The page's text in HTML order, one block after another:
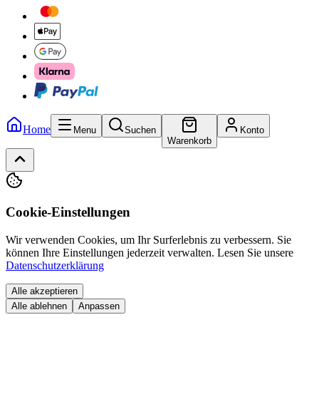
Home Menu
Suchen
Warenkorb
Konto
Cookie-Einstellungen
Wir verwenden Cookies, um Ihr Surferlebnis zu verbessern. Sie
können Ihre Einstellungen jederzeit verwalten. Lesen Sie unsere
Datenschutzerklärung
Alle akzeptieren
Alle ablehnen
Anpassen